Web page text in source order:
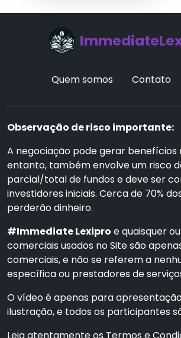
Quem somos Contato
Observação de risco importante:
A negociação pode gerar benefícios
entanto, também envolve um risco
parcial/total de fundos e deve ser
investidores iniciais. Cerca de 70%
perderão dinheiro.
#Immediate Lexipro e quaisquer
comerciais usados no Site são
comerciais, e não se referem a
específica ou prestadores de
O vídeo é apenas para
ilustração, e todos os participantes